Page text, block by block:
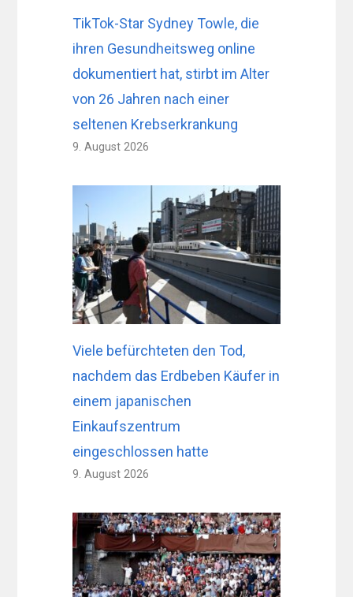
TikTok-Star Sydney Towle, die
ihren Gesundheitsweg online
dokumentiert hat, stirbt im Alter
von 26 Jahren nach einer
seltenen Krebserkrankung
9. August 2026
Viele befürchteten den Tod,
nachdem das Erdbeben Käufer in
einem japanischen
Einkaufszentrum
eingeschlossen hatte
9. August 2026